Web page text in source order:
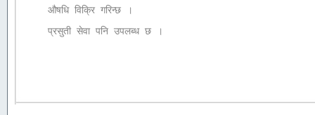
औषधि विक्रि गरिन्छ ।
प्रसुती सेवा पनि उपलब्ध छ ।